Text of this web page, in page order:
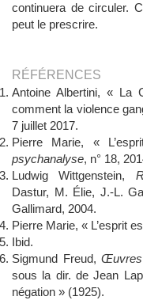
continuera de circuler.
peut le prescrire.
RÉFÉRENCES
Antoine Albertini, « La
comment la violence
7 juillet 2017.
Pierre Marie, «
psychanalyse, n° 18,
Ludwig Wittgenstein,
Dastur, M. Élie, J.-L.
Gallimard, 2004.
Pierre Marie, « L’esprit
Ibid.
Sigmund Freud, Œuvres
sous la dir. de Jean
négation » (1925).